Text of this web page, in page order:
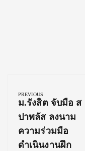
navigation
PREVIOUS
Previous
Post:
ม.รังสิต จับมือ ส
ปาพลัส ลงนาม
ความร่วมมือ
ดำเนินงานฝึก